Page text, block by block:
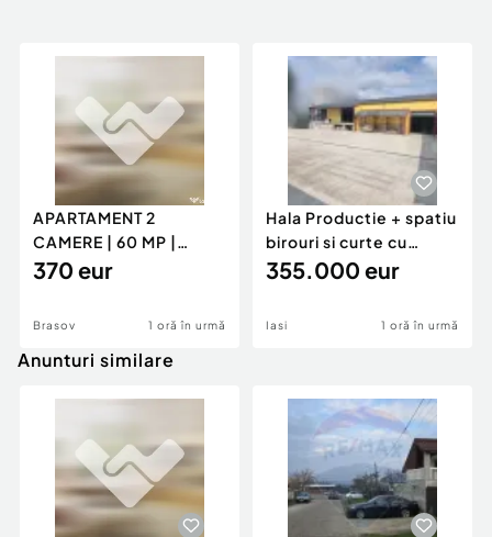
APARTAMENT 2
CAMERE | 60 MP |
GENERAL MOCIULSCHI
370 eur
Brasov 1 oră în urmă
Hala Productie + spatiu
birouri si curte cu
acces TIR - Danc
355.000 eur
Iasi 1 oră în urmă
Anunturi similare